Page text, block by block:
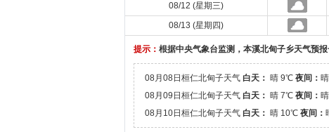
08/12 (星期三)
08/13 (星期四)
提示： 根据中央气象台监测，本溪北甸子乡天气预
08月08日桓仁北甸子天气 白天： 晴 9℃ 夜间：
08月09日桓仁北甸子天气 白天： 晴 7℃ 夜间：
08月10日桓仁北甸子天气 白天： 晴 10℃ 夜间：